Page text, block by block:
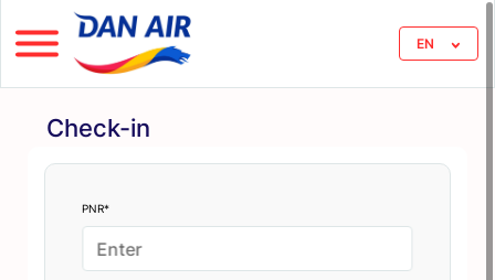
EN
Check-in
PNR*